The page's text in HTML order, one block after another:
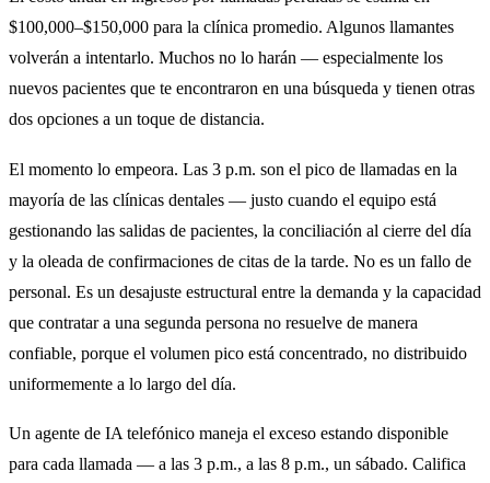
$100,000–$150,000 para la clínica promedio. Algunos llamantes
volverán a intentarlo. Muchos no lo harán — especialmente los
nuevos pacientes que te encontraron en una búsqueda y tienen otras
dos opciones a un toque de distancia.
El momento lo empeora. Las 3 p.m. son el pico de llamadas en la
mayoría de las clínicas dentales — justo cuando el equipo está
gestionando las salidas de pacientes, la conciliación al cierre del día
y la oleada de confirmaciones de citas de la tarde. No es un fallo de
personal. Es un desajuste estructural entre la demanda y la capacidad
que contratar a una segunda persona no resuelve de manera
confiable, porque el volumen pico está concentrado, no distribuido
uniformemente a lo largo del día.
Un agente de IA telefónico maneja el exceso estando disponible
para cada llamada — a las 3 p.m., a las 8 p.m., un sábado. Califica